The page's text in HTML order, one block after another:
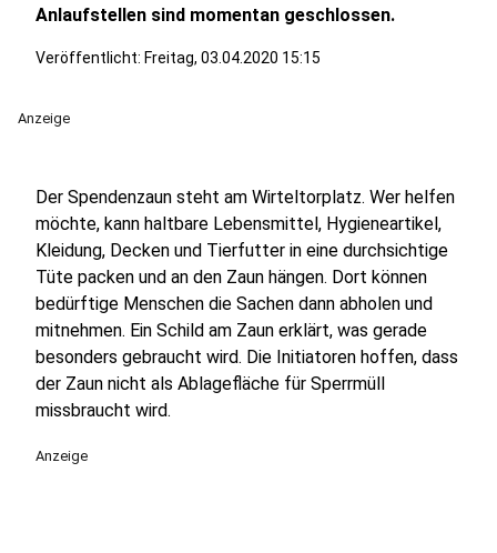
Anlaufstellen sind momentan geschlossen.
Veröffentlicht: Freitag, 03.04.2020 15:15
Anzeige
Der Spendenzaun steht am Wirteltorplatz. Wer helfen
möchte, kann haltbare Lebensmittel, Hygieneartikel,
Kleidung, Decken und Tierfutter in eine durchsichtige
Tüte packen und an den Zaun hängen. Dort können
bedürftige Menschen die Sachen dann abholen und
mitnehmen. Ein Schild am Zaun erklärt, was gerade
besonders gebraucht wird. Die Initiatoren hoffen, dass
der Zaun nicht als Ablagefläche für Sperrmüll
missbraucht wird.
Anzeige